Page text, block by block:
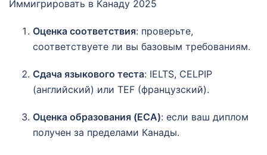
Иммигрировать в Канаду 2025
Оценка соответствия: проверьте,
соответствуете ли вы базовым требованиям.
Сдача языкового теста: IELTS, CELPIP
(английский) или TEF (французский).
Оценка образования (ECA): если ваш диплом
получен за пределами Канады.